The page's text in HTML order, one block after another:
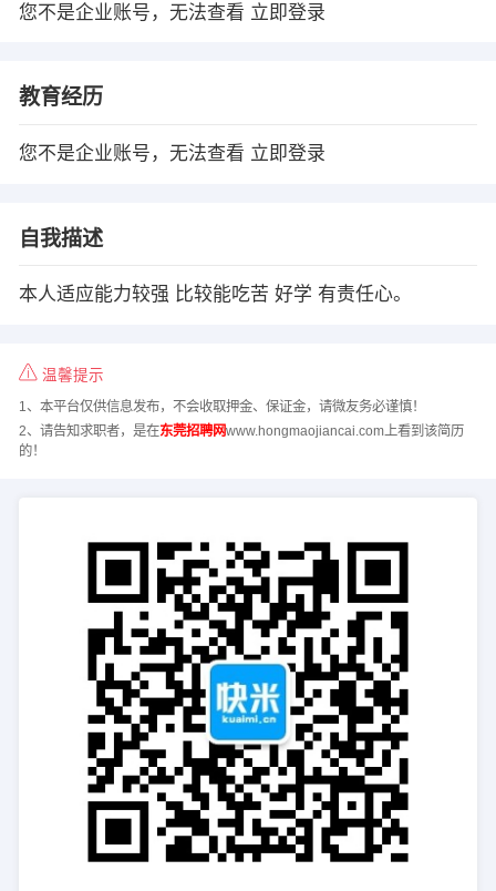
您不是企业账号，无法查看 立即登录
教育经历
您不是企业账号，无法查看 立即登录
自我描述
本人适应能力较强 比较能吃苦 好学 有责任心。
温馨提示
1、本平台仅供信息发布，不会收取押金、保证金，请微友务必谨慎！
2、请告知求职者，是在东莞招聘网www.hongmaojiancai.com上看到该简历
的！